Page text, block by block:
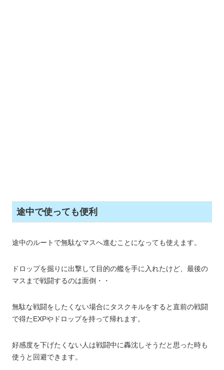
途中で使っても便利
途中のルートで無駄なマスへ進むことになっても使えます。
ドロップを掘りに出撃して目的の艦を手に入れたけど、最後の
マスまで戦闘するのは面倒・・
無駄な戦闘をしたくない場合にタスクキルをすると直前の戦闘
で得たEXPやドロップを持って帰れます。
好感度を下げたくない人は戦闘中に轟沈しそうだと思った時も
使うと回避できます。